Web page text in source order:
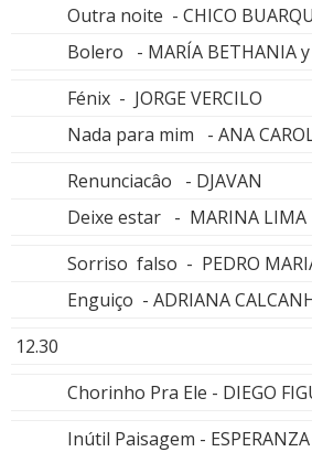
Outra noite - CHICO
Bolero - MARÍA BETHANIA
Fénix - JORGE VERCILO
Nada para mim - ANA
Renunciacâo - DJAVAN
Deixe estar - MARINA LIMA
Sorriso falso - PEDRO
Enguiço - ADRIANA
12.30
Chorinho Pra Ele - DIEGO
Inútil Paisagem -